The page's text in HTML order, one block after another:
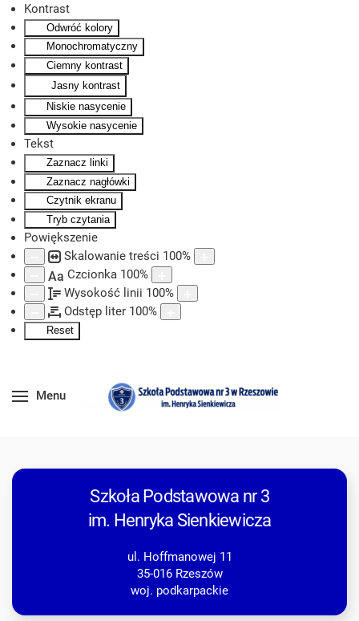
Kontrast
Odwróć kolory
Monochromatyczny
Ciemny kontrast
Jasny kontrast
Niskie nasycenie
Wysokie nasycenie
Tekst
Zaznacz linki
Zaznacz nagłówki
Czytnik ekranu
Tryb czytania
Powiększenie
Skalowanie treści 100%
Aa Czcionka 100%
Wysokość linii 100%
Odstęp liter 100%
Reset
Skip to main content
Menu
Szkoła Podstawowa nr 3
im. Henryka Sienkiewicza
ul. Hoffmanowej 11
35-016 Rzeszów
woj. podkarpackie